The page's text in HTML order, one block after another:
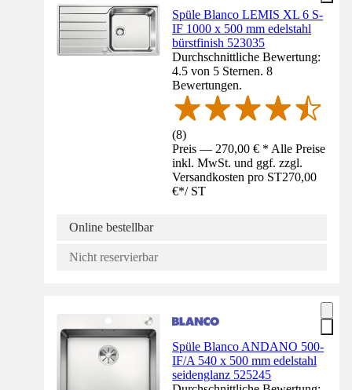
Spüle Blanco LEMIS XL 6 S-
IF 1000 x 500 mm edelstahl
bürstfinish 523035
Durchschnittliche Bewertung:
4.5 von 5 Sternen. 8
Bewertungen.
(8)
Preis — 270,00 € * Alle Preise
inkl. MwSt. und ggf. zzgl.
Versandkosten pro ST270,00
€*/ ST
Online bestellbar
Nicht reservierbar
Spüle Blanco ANDANO 500-
IF/A 540 x 500 mm edelstahl
seidenglanz 525245